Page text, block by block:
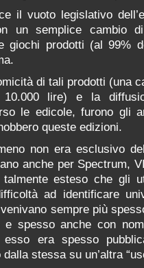
il vuoto legislativo
un semplice cambio
giochi prodotti (al 99%
di tali prodotti (una
lire) e la
le edicole, furono gli
queste edizioni.
non era esclusivo
anche per Spectrum,
esteso che gli
ad identificare
sempre più
e spesso anche con
esso era spesso
dalla stessa su un’altra